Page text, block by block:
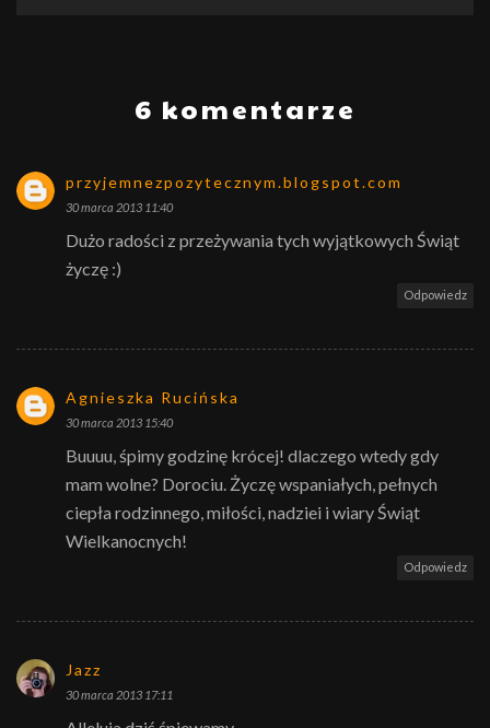
6 komentarze
przyjemnezpozytecznym.blogspot.com
30 marca 2013 11:40
Dużo radości z przeżywania tych wyjątkowych Świąt
życzę :)
Odpowiedz
Agnieszka Rucińska
30 marca 2013 15:40
Buuuu, śpimy godzinę krócej! dlaczego wtedy gdy
mam wolne? Dorociu. Życzę wspaniałych, pełnych
ciepła rodzinnego, miłości, nadziei i wiary Świąt
Wielkanocnych!
Odpowiedz
Jazz
30 marca 2013 17:11